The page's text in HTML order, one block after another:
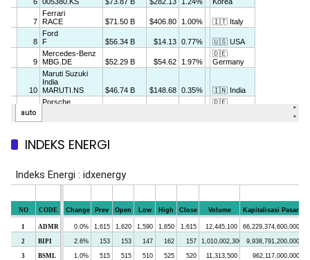
INDEKS ENERGI